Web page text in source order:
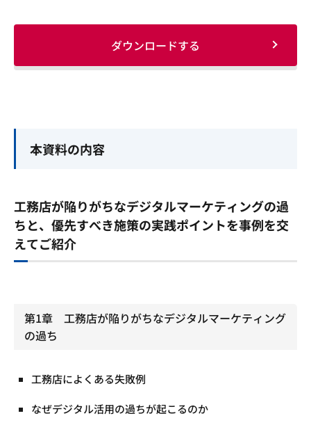
ダウンロードする
本資料の内容
工務店が陥りがちなデジタルマーケティングの過
ちと、優先すべき施策の実践ポイントを事例を交
えてご紹介
第1章 工務店が陥りがちなデジタルマーケティング
の過ち
工務店によくある失敗例
なぜデジタル活用の過ちが起こるのか